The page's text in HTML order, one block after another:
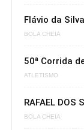
Flávio da
BOLA CHEIA
50ª Corrida
ATLETISMO
RAFAEL DOS
BOLA CHEIA